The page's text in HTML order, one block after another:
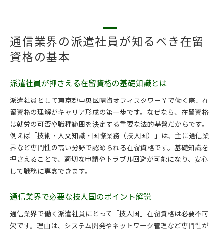
晴海の派遣社員が知るべき申請手続きの全体像
在留資格申請のための具体的な準備と必要書類
技人国・派遣社員の申請プロセスを徹底解説
行政書士サービスを活用したスムーズな申請方法
晴海勤務の派遣社員が申請時に注意すべきこと
技人国と派遣社員の関係をわかりやすく解説
技人国とは何か派遣社員に必要な基礎知識
通信業界での技人国在留資格の取得要件
派遣社員が抱えやすい技人国の疑問を解消
技人国在留資格取得の流れと実務ポイント
行政書士が教える技人国申請時のコツ
在留資格取得に必要な期間や注意点とは
在留資格取得にかかる期間と申請時の流れ
通信業界の派遣社員が知るべき在留
資格の基本
派遣社員が押さえる在留資格の基礎知識とは
派遣社員として東京都中央区晴海オフィスタワーＹで働く際、在
留資格の理解がキャリア形成の第一歩です。なぜなら、在留資格
は就労の可否や職種範囲を決定する重要な法的基盤だからです。
例えば「技術・人文知識・国際業務（技人国）」は、主に通信業
界など専門性の高い分野で認められる在留資格です。基礎知識を
押さえることで、適切な申請やトラブル回避が可能になり、安心
して職務に専念できます。
通信業界で必要な技人国のポイント解説
通信業界で働く派遣社員にとって「技人国」在留資格は必要不可
欠です。理由は、システム開発やネットワーク管理など専門性が